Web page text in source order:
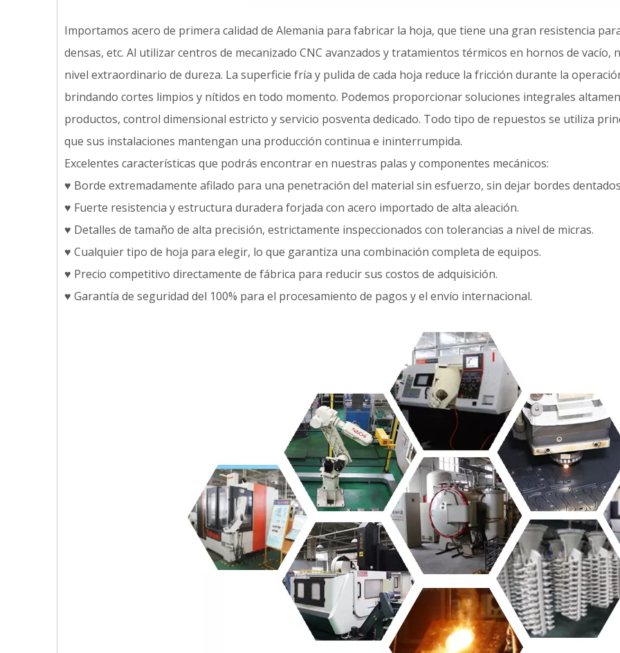
Importamos acero de primera calidad de Alemania para fabricar la hoja, que tiene una gran resistencia
densas, etc. Al utilizar centros de mecanizado CNC avanzados y tratamientos térmicos en hornos de
nivel extraordinario de dureza. La superficie fría y pulida de cada hoja reduce la fricción durante la
brindando cortes limpios y nítidos en todo momento. Podemos proporcionar soluciones integrales
productos, control dimensional estricto y servicio posventa dedicado. Todo tipo de repuestos se utiliza
que sus instalaciones mantengan una producción continua e ininterrumpida.
Excelentes características que podrás encontrar en nuestras palas y componentes mecánicos:
♥ Borde extremadamente afilado para una penetración del material sin esfuerzo, sin dejar bordes
♥ Fuerte resistencia y estructura duradera forjada con acero importado de alta aleación.
♥ Detalles de tamaño de alta precisión, estrictamente inspeccionados con tolerancias a nivel de micras.
♥ Cualquier tipo de hoja para elegir, lo que garantiza una combinación completa de equipos.
♥ Precio competitivo directamente de fábrica para reducir sus costos de adquisición.
♥ Garantía de seguridad del 100% para el procesamiento de pagos y el envío internacional.